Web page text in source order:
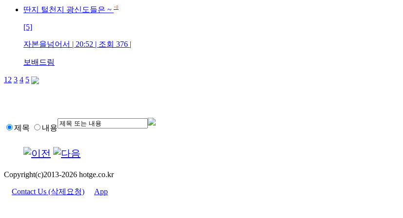
딴지 털천지 광신도들은 ~ +8
[5]
자본을넘어서 | 20:52 | 조회 376 |
보배드림
1 2 3 4 5
제목 내용
Copyright(c)2013-2026 hotge.co.kr
Contact Us (삭제요청) App